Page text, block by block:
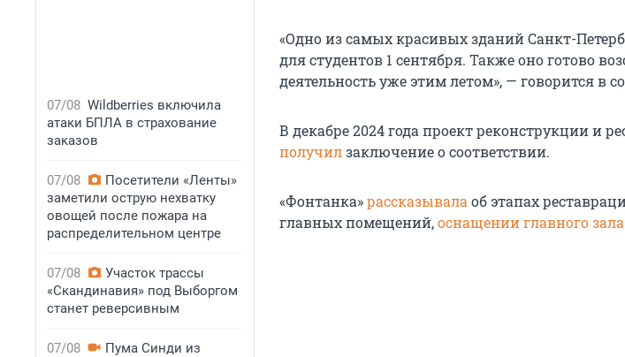
07/08 Wildberries включила
атаки БПЛА в страхование
заказов
07/08
Посетители «Ленты»
заметили острую нехватку
овощей после пожара на
распределительном центре
07/08
Участок трассы
«Скандинавия» под Выборгом
станет реверсивным
07/08
Пума Синди из
«Одно из самых красивых зданий Санкт-
для студентов 1 сентября. Также оно готово
деятельность уже этим летом», — говорится в
В декабре 2024 года проект реконструкции и
получилзаключение о соответствии.
«Фонтанка»рассказывала об этапах
главных помещений,оснащении главного зала